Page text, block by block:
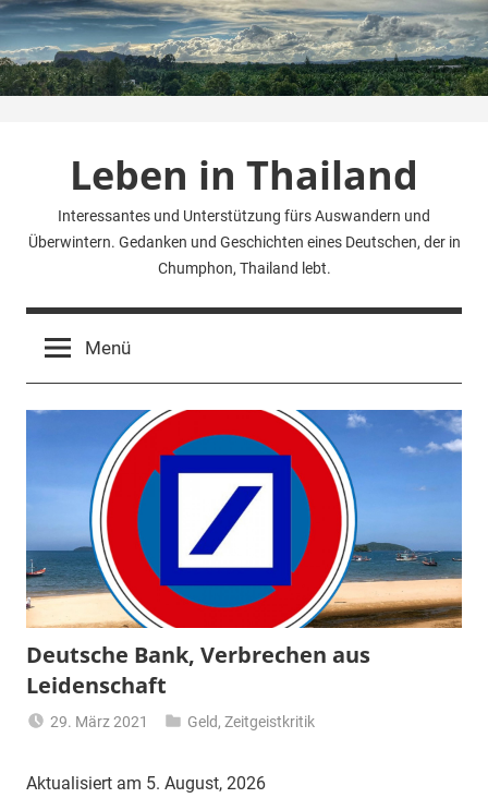
Zum
Inhalt
springen
Leben in Thailand
Interessantes und Unterstützung fürs Auswandern und
Überwintern. Gedanken und Geschichten eines Deutschen, der in
Chumphon, Thailand lebt.
Menü
Deutsche Bank, Verbrechen aus
Leidenschaft
29. März 2021
Geld,Zeitgeistkritik
Aktualisiert am 5. August, 2026